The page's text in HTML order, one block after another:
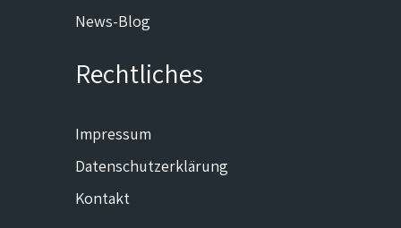
News-Blog
Rechtliches
Impressum
Datenschutzerklärung
Kontakt